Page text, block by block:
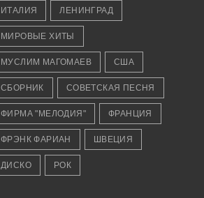
ИТАЛИЯ ЛЕНИНГРАД
МИРОВЫЕ ХИТЫ
МУСЛИМ МАГОМАЕВ США
СБОРНИК СОВЕТСКАЯ ПЕСНЯ
ФИРМА "МЕЛОДИЯ" ФРАНЦИЯ
ФРЭНК ФАРИАН ШВЕЦИЯ
ДИСКО РОК